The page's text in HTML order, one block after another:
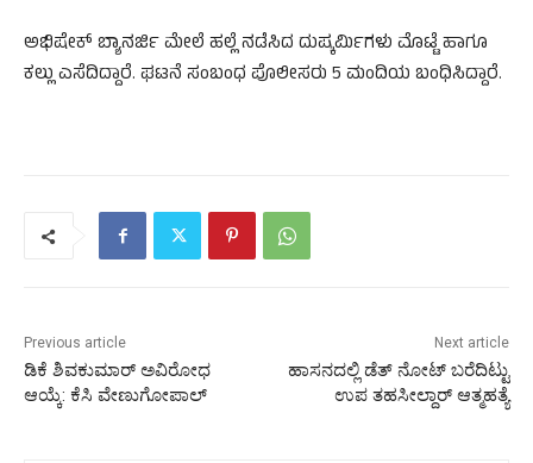
ಅಭಿಷೇಕ್‌ ಬ್ಯಾನರ್ಜಿ ಮೇಲೆ ಹಲ್ಲೆ ನಡೆಸಿದ ದುಷ್ಕರ್ಮಿಗಳು ಮೊಟ್ಟೆ ಹಾಗೂ
ಕಲ್ಲು ಎಸೆದಿದ್ದಾರೆ. ಘಟನೆ ಸಂಬಂಧ ಪೊಲೀಸರು 5 ಮಂದಿಯ ಬಂಧಿಸಿದ್ದಾರೆ.
Previous article
ಡಿಕೆ ಶಿವಕುಮಾರ್ ಅವಿರೋಧ
ಆಯ್ಕೆ: ಕೆಸಿ ವೇಣುಗೋಪಾಲ್
Next article
ಹಾಸನದಲ್ಲಿ ಡೆತ್‌ ನೋಟ್‌ ಬರೆದಿಟ್ಟು
ಉಪ ತಹಸೀಲ್ದಾರ್‌ ಆತ್ಮಹತ್ಯೆ